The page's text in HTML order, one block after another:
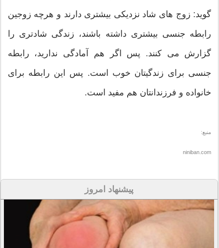
گوید: زوج های شاد نزدیکی بیشتری دارند و هرچه زوجین
رابطه جنسی بیشتری داشته باشند، زندگی شادتری را
گزارش می کنند. پس اگر هم آمادگی ندارید، رابطه
جنسی برای زندگیتان خوب است. پس این رابطه برای
خانواده و فرزندانتان هم مفید است.
منبع:
niniban.com
پیشنهاد امروز